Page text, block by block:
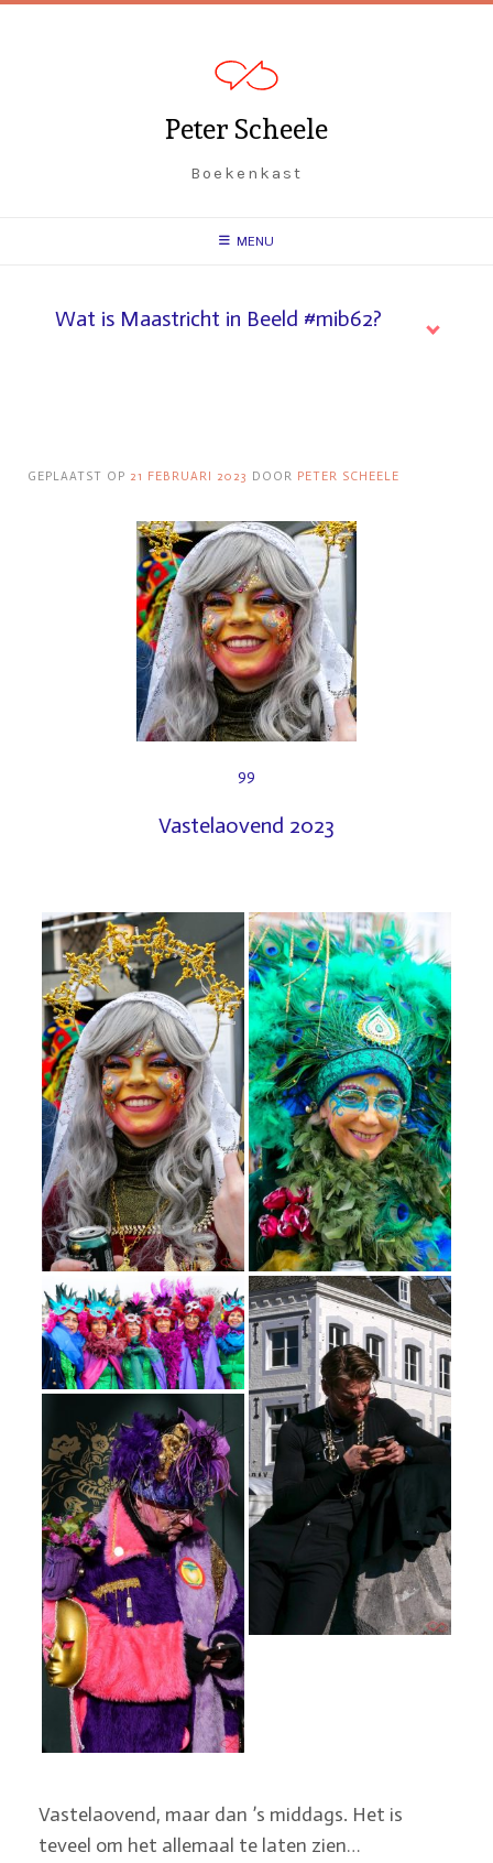
Peter Scheele
Boekenkast
MENU
Wat is Maastricht in Beeld #mib62?
GEPLAATST OP 21 FEBRUARI 2023 DOOR PETER SCHEELE
99
Vastelaovend 2023
Vastelaovend, maar dan ’s middags. Het is
teveel om het allemaal te laten zien…